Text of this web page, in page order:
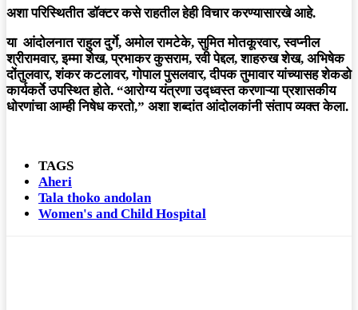
अशा परिस्थितीत डॉक्टर कसे राहतील हेही विचार करण्यासारखे आहे.
या आंदोलनात राहुल दुर्गे, अमोल रामटेके, सुमित मोतकूरवार, स्वप्नील
श्रीरामवार, इम्मा शेख, प्रभाकर कुसराम, रवी पेद्दल, शाहरुख शेख, अभिषेक
दोंतुलवार, शंकर कटलावर, गोपाल पुसलवार, दीपक तुमावार यांच्यासह शेकडो
कार्यकर्ते उपस्थित होते. “आरोग्य यंत्रणा उद्ध्वस्त करणाऱ्या प्रशासकीय
धोरणांचा आम्ही निषेध करतो,” अशा शब्दांत आंदोलकांनी संताप व्यक्त केला.
TAGS
Aheri
Tala thoko andolan
Women's and Child Hospital